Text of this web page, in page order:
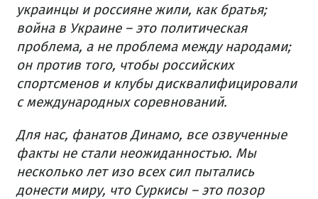
украинцы и россияне жили, как братья;
война в Украине – это политическая
проблема, а не проблема между народами;
он против того, чтобы российских
спортсменов и клубы дисквалифицировали
с международных соревнований.
Для нас, фанатов Динамо, все озвученные
факты не стали неожиданностью. Мы
несколько лет изо всех сил пытались
донести миру, что Суркисы – это позор